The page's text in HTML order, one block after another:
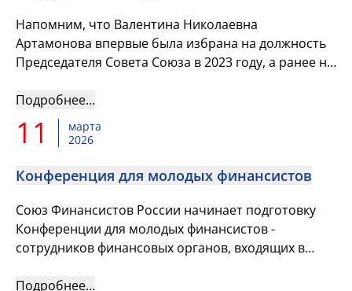
Напомним, что Валентина Николаевна
Артамонова впервые была избрана на должность
Председателя Совета Союза в 2023 году, а ранее на
секцией Союза «Финансисты ...
Подробнее…
11
марта
2026
Конференция для молодых финансистов
Союз Финансистов России начинает подготовку
Конференции для молодых финансистов -
сотрудников финансовых органов, входящих в
Подробнее…